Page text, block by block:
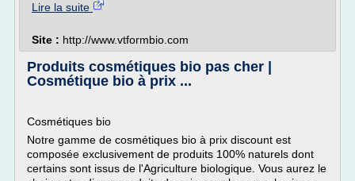
Lire la suite
Site : http://www.vtformbio.com
Produits cosmétiques bio pas cher |
Cosmétique bio à prix ...
Cosmétiques bio
Notre gamme de cosmétiques bio à prix discount est
composée exclusivement de produits 100% naturels dont
certains sont issus de l'Agriculture biologique. Vous aurez le